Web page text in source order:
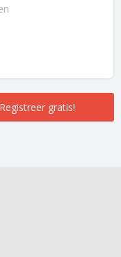
gratis!